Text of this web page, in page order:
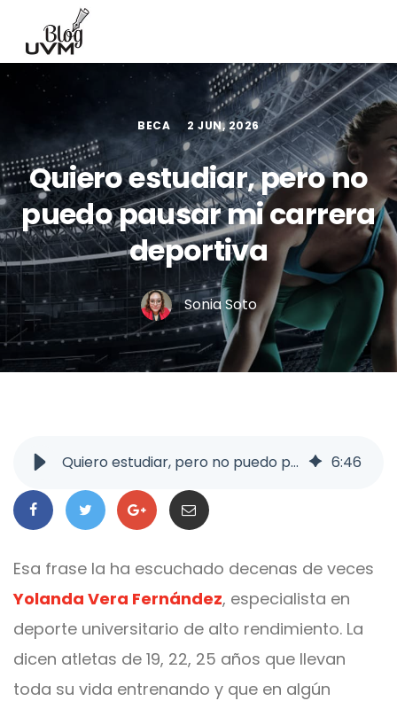
BECA 2 JUN, 2026
Quiero estudiar, pero no
puedo pausar mi carrera
deportiva
Sonia Soto
Quiero estudiar, pero no puedo pausar mi carrera deportiva 6:46
Esa frase la ha escuchado decenas de veces
Yolanda Vera Fernández, especialista en
deporte universitario de alto rendimiento. La
dicen atletas de 19, 22, 25 años que llevan
toda su vida entrenando y que en algún